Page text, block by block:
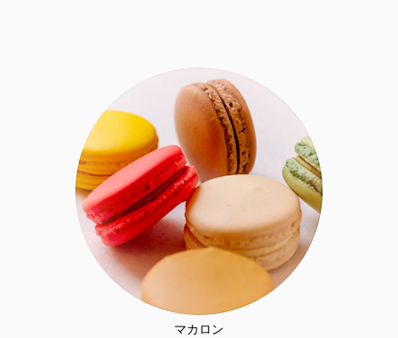
マカロン